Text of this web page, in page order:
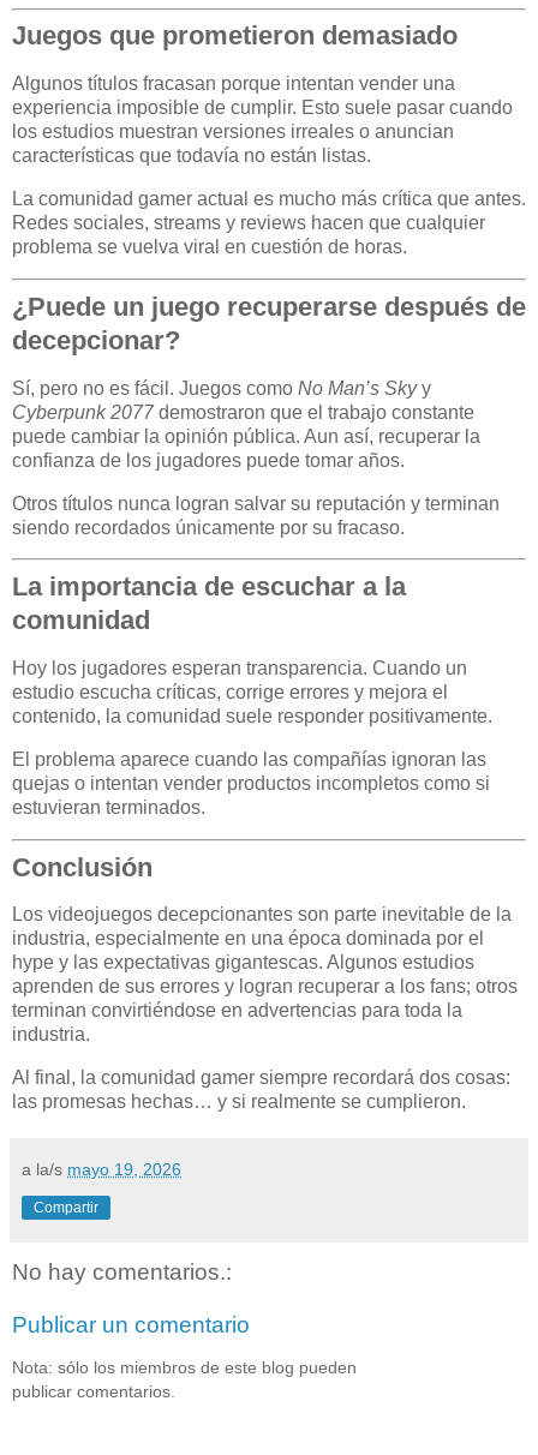
Juegos que prometieron demasiado
Algunos títulos fracasan porque intentan vender una
experiencia imposible de cumplir. Esto suele pasar cuando
los estudios muestran versiones irreales o anuncian
características que todavía no están listas.
La comunidad gamer actual es mucho más crítica que antes.
Redes sociales, streams y reviews hacen que cualquier
problema se vuelva viral en cuestión de horas.
¿Puede un juego recuperarse después de
decepcionar?
Sí, pero no es fácil. Juegos como No Man’s Skyy
Cyberpunk 2077demostraron que el trabajo constante
puede cambiar la opinión pública. Aun así, recuperar la
confianza de los jugadores puede tomar años.
Otros títulos nunca logran salvar su reputación y terminan
siendo recordados únicamente por su fracaso.
La importancia de escuchar a la
comunidad
Hoy los jugadores esperan transparencia. Cuando un
estudio escucha críticas, corrige errores y mejora el
contenido, la comunidad suele responder positivamente.
El problema aparece cuando las compañías ignoran las
quejas o intentan vender productos incompletos como si
estuvieran terminados.
Conclusión
Los videojuegos decepcionantes son parte inevitable de la
industria, especialmente en una época dominada por el
hype y las expectativas gigantescas. Algunos estudios
aprenden de sus errores y logran recuperar a los fans; otros
terminan convirtiéndose en advertencias para toda la
industria.
Al final, la comunidad gamer siempre recordará dos cosas:
las promesas hechas… y si realmente se cumplieron.
a la/s mayo 19, 2026
Compartir
No hay comentarios.:
Publicar un comentario
Nota: sólo los miembros de este blog pueden
publicar comentarios.